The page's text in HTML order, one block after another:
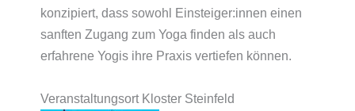
konzipiert, dass sowohl Einsteiger:innen einen
sanften Zugang zum Yoga finden als auch
erfahrene Yogis ihre Praxis vertiefen können.
Veranstaltungsort Kloster Steinfeld